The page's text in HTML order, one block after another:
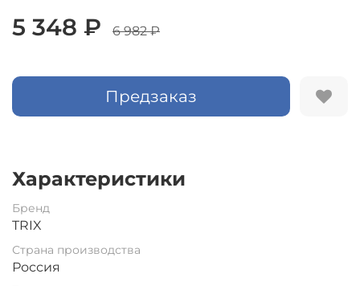
5 348 ₽ 6 982 ₽
Предзаказ
Характеристики
Бренд
TRIX
Страна производства
Россия